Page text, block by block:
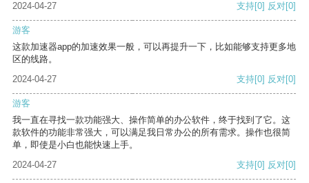
2024-04-27
支持[0] 反对[0]
游客
这款加速器app的加速效果一般，可以再提升一下，比如能够支持更多地
区的线路。
2024-04-27
支持[0] 反对[0]
游客
我一直在寻找一款功能强大、操作简单的办公软件，终于找到了它。这
款软件的功能非常强大，可以满足我日常办公的所有需求。操作也很简
单，即使是小白也能快速上手。
2024-04-27
支持[0] 反对[0]